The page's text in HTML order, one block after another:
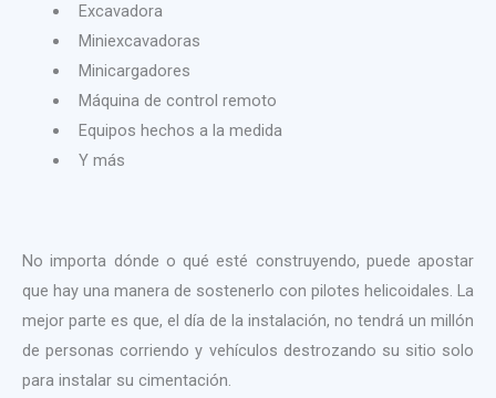
Excavadora
Miniexcavadoras
Minicargadores
Máquina de control remoto
Equipos hechos a la medida
Y más
No importa dónde o qué esté construyendo, puede apostar
que hay una manera de sostenerlo con pilotes helicoidales. La
mejor parte es que, el día de la instalación, no tendrá un millón
de personas corriendo y vehículos destrozando su sitio solo
para instalar su cimentación.